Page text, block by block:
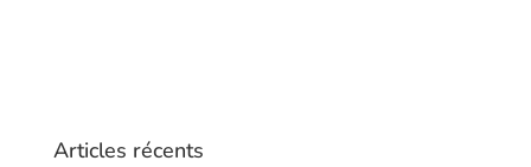
Articles récents